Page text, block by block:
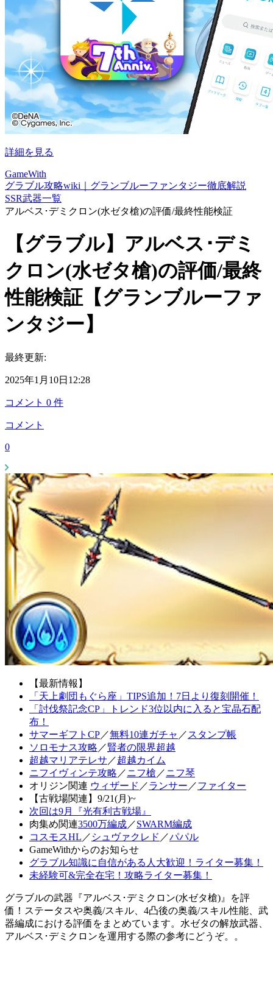
詳細を見る
GameWith
グラブル攻略wiki｜グランブルーファンタジー徹底解説
SSR武器一覧
アルベス･デミクロン(水ゼタ槍)の評価/最終性能検証
【グラブル】アルベス･デミ
クロン(水ゼタ槍)の評価/最終
性能検証【グランブルーファ
ンタジー】
最終更新:
2025年1月10日12:28
コメント 0 件
コメント
0
【最新情報】
「天上劇団もぐら座」TIPS追加！7日より復刻開催！
「討伐祭記念CP」トレンド3位以内に入ると宝晶石配
布！
サマーギフトCP／無料10連ガチャ ／ スタンプ帳
ソロモナス攻略 ／賢者の限界超越
超越マリアテレサ ／超越カイム
ニフイヴィンテ攻略 ／ニフ槍 ／ニフ琴
オリジン関連 ウィザード ／ランサー ／ファイター
【古戦場関連】9/21(月)~
次回は9月『光有利古戦場』
肉集め関連3500万編成／SWARM編成
コスモスHL ／ シュヴァクレド ／パパル
GameWithからのお知らせ
グラブル知識に自信がある人大歓迎！ライター募集！
未経験可&完全在宅！攻略ライター募集！
グラブルの武器『アルベス･デミクロン(水ゼタ槍)』を評
価！ステータスや奥義/スキル、4凸後の奥義/スキル性能、武
器編成における評価をまとめています。水ゼタの解放武器、
アルベス･デミクロンを運用する際の参考にどうぞ。。